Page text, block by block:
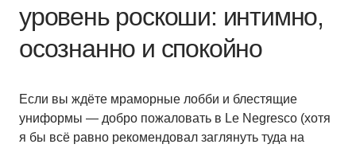
уровень роскоши: интимно,
осознанно и спокойно
Если вы ждёте мраморные лобби и блестящие
униформы — добро пожаловать в Le Negresco (хотя
я бы всё равно рекомендовал заглянуть туда на